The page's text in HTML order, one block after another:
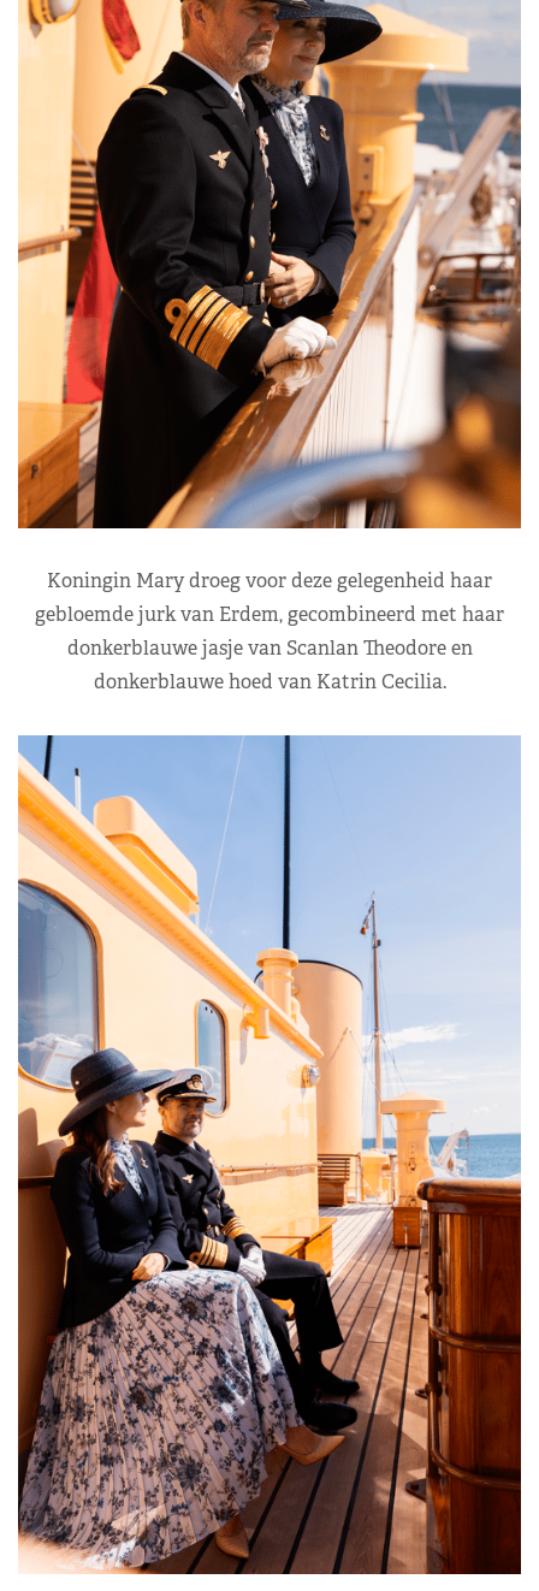
Koningin Mary droeg voor deze gelegenheid haar
gebloemde jurk van Erdem, gecombineerd met haar
donkerblauwe jasje van Scanlan Theodore en
donkerblauwe hoed van Katrin Cecilia.